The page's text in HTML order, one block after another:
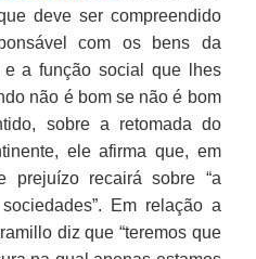
deve ser compreendido
com os bens da
a função social que lhes
não é bom se não é bom
sobre a retomada do
ele afirma que, em
prejuízo recairá sobre “a
Em relação a
diz que “teremos que